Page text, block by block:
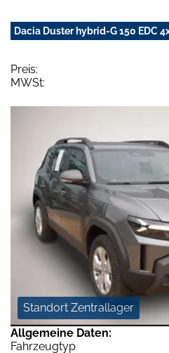
Dacia Duster hybrid-G 150 EDC
Preis:
MWSt:
Standort Zentrallager
Allgemeine Daten:
Fahrzeugtyp